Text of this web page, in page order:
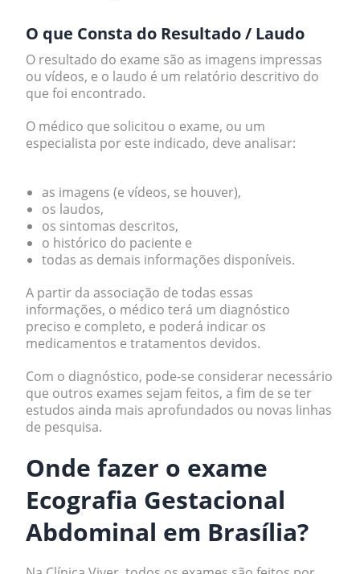
O que Consta do Resultado / Laudo
O resultado do exame são as imagens impressas
ou vídeos, e o laudo é um relatório descritivo do
que foi encontrado.
O médico que solicitou o exame, ou um
especialista por este indicado, deve analisar:
as imagens (e vídeos, se houver),
os laudos,
os sintomas descritos,
o histórico do paciente e
todas as demais informações disponíveis.
A partir da associação de todas essas
informações, o médico terá um diagnóstico
preciso e completo, e poderá indicar os
medicamentos e tratamentos devidos.
Com o diagnóstico, pode-se considerar necessário
que outros exames sejam feitos, a fim de se ter
estudos ainda mais aprofundados ou novas linhas
de pesquisa.
Onde fazer o exame
Ecografia Gestacional
Abdominal em Brasília?